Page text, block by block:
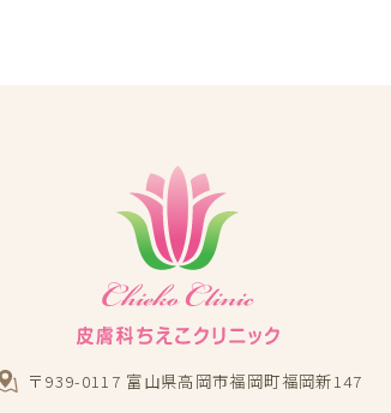
〒939-0117 富山県高岡市福岡町福岡新147